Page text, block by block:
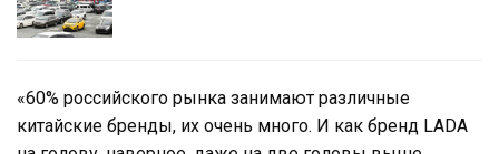
«60% российского рынка занимают различные
китайские бренды, их очень много. И как бренд LADA